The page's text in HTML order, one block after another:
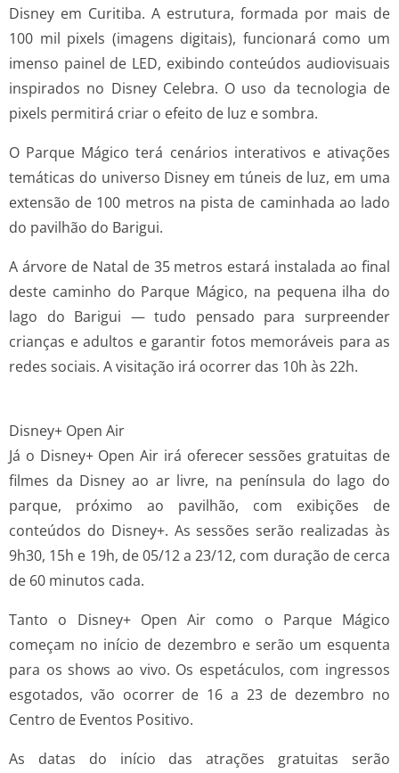
Disney em Curitiba. A estrutura, formada por mais de
100 mil pixels (imagens digitais), funcionará como um
imenso painel de LED, exibindo conteúdos audiovisuais
inspirados no Disney Celebra. O uso da tecnologia de
pixels permitirá criar o efeito de luz e sombra.
O Parque Mágico terá cenários interativos e ativações
temáticas do universo Disney em túneis de luz, em uma
extensão de 100 metros na pista de caminhada ao lado
do pavilhão do Barigui.
A árvore de Natal de 35 metros estará instalada ao final
deste caminho do Parque Mágico, na pequena ilha do
lago do Barigui — tudo pensado para surpreender
crianças e adultos e garantir fotos memoráveis para as
redes sociais. A visitação irá ocorrer das 10h às 22h.
Disney+ Open Air
Já o Disney+ Open Air irá oferecer sessões gratuitas de
filmes da Disney ao ar livre, na península do lago do
parque, próximo ao pavilhão, com exibições de
conteúdos do Disney+. As sessões serão realizadas às
9h30, 15h e 19h, de 05/12 a 23/12, com duração de cerca
de 60 minutos cada.
Tanto o Disney+ Open Air como o Parque Mágico
começam no início de dezembro e serão um esquenta
para os shows ao vivo. Os espetáculos, com ingressos
esgotados, vão ocorrer de 16 a 23 de dezembro no
Centro de Eventos Positivo.
As datas do início das atrações gratuitas serão